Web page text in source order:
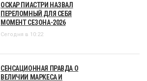
ОСКАР ПИАСТРИ НАЗВАЛ
ПЕРЕЛОМНЫЙ ДЛЯ СЕБЯ
МОМЕНТ СЕЗОНА-2026
Сегодня в 10:22
СЕНСАЦИОННАЯ ПРАВДА О
ВЕЛИЧИИ МАРКЕСА И